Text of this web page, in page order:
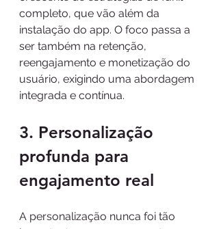
completo, que vão além da
instalação do app. O foco passa a
ser também na retenção,
reengajamento e monetização do
usuário, exigindo uma abordagem
integrada e contínua.
3. Personalização
profunda para
engajamento real
A personalização nunca foi tão